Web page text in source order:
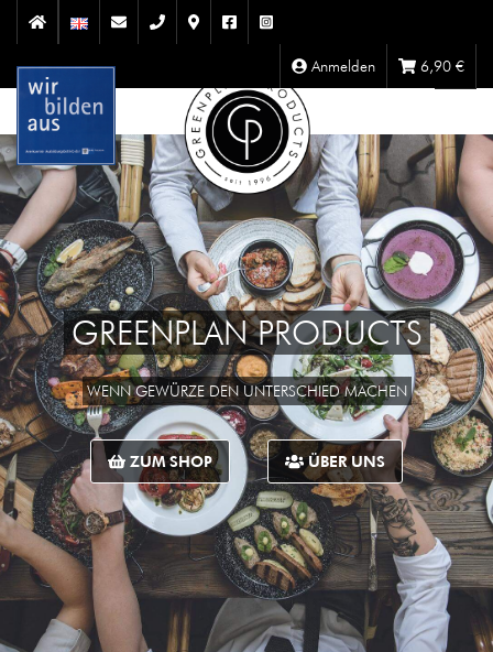
Anmelden 6,90 €
GREENPLAN PRODUCTS
WENN GEWÜRZE DEN UNTERSCHIED MACHEN
ZUM SHOP ÜBER UNS